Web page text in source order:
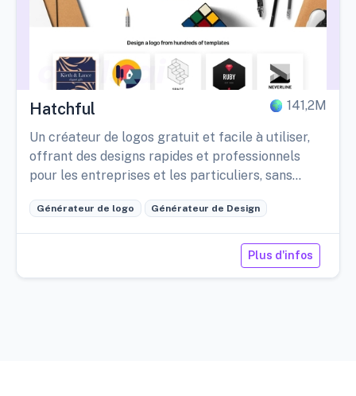
Hatchful 141,2M
Un créateur de logos gratuit et facile à utiliser,
offrant des designs rapides et professionnels
pour les entreprises et les particuliers, sans
Générateur de logo Générateur de Design
Plus d'infos